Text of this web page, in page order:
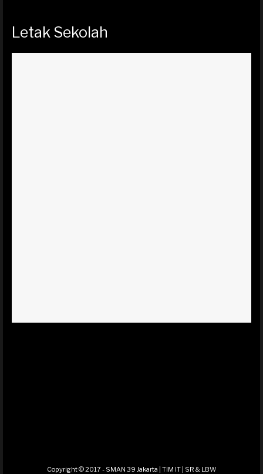
Letak Sekolah
Copyright © 2017 - SMAN 39 Jakarta | TIM IT | SR & LBW